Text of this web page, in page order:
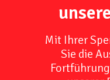
Mit Ihrer
Sie die